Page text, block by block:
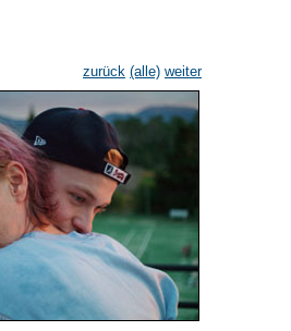
zurück (alle) weiter